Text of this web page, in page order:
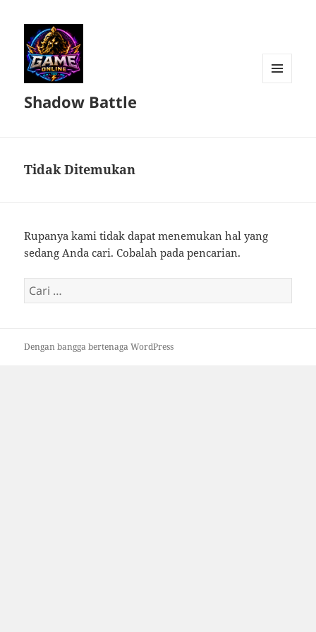
Shadow Battle
Tidak Ditemukan
Rupanya kami tidak dapat menemukan hal yang
sedang Anda cari. Cobalah pada pencarian.
Cari
untuk:
Dengan bangga bertenaga WordPress